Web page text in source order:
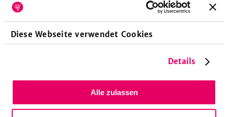
Diese Webseite verwendet Cookies
Details
Alle zulassen
Vitamin A-Retinoläquivalent
µg
Vitamin A-Beta-Carotin
Vitamin E-Tocopheroläquivalent
3015 µg
3015
µg
Vitamin B1-Thiamin
22 µg
Vitamin B2-Riboflavin
Vitamin B3-Niacin, Nicotinsäure
397 µg